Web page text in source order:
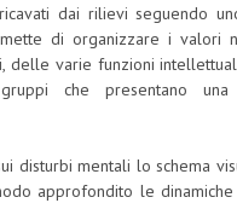
dai rilievi seguendo
di organizzare i valori
delle varie funzioni
che presentano
disturbi mentali lo schema
approfondito le